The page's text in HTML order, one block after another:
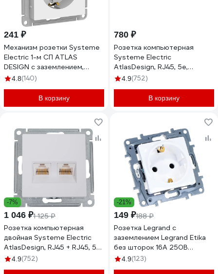
241 ₽
Механизм розетки Systeme
Electric 1-м СП ATLAS
DESIGN с заземлением,
защитные шторки 16А белый
4.8(140)
В корзину
780 ₽
Розетка компьютерная
Systeme Electric
AtlasDesign, RJ45, 5e,
механизм, Белый
4.9(752)
В корзину
-7%
1 046 ₽1 125 ₽
Розетка компьютерная
двойная Systeme Electric
AtlasDesign, RJ45 + RJ45, 5e,
механизм, Белый
4.9(752)
-21%
149 ₽188 ₽
Розетка Legrand с
заземлением Legrand Etika
без шторок 16А 250В
винтовые зажимы белый
4.9(123)